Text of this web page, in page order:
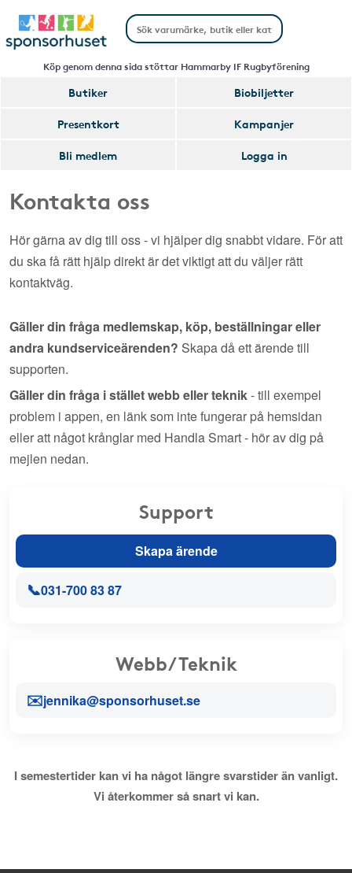
Köp genom denna sida stöttar Hammarby IF Rugbyförening
Butiker
Biobiljetter
Presentkort
Kampanjer
Bli medlem
Logga in
Kontakta oss
Hör gärna av dig till oss - vi hjälper dig snabbt vidare. För att
du ska få rätt hjälp direkt är det viktigt att du väljer rätt
kontaktväg.
Gäller din fråga medlemskap, köp, beställningar eller
andra kundserviceärenden? Skapa då ett ärende till
supporten.
Gäller din fråga i stället webb eller teknik- till exempel
problem i appen, en länk som inte fungerar på hemsidan
eller att något krånglar med Handla Smart - hör av dig på
mejlen nedan.
Support
Skapa ärende
📞031-700 83 87
Webb/Teknik
✉️jennika@sponsorhuset.se
I semestertider kan vi ha något längre svarstider än vanligt.
Vi återkommer så snart vi kan.